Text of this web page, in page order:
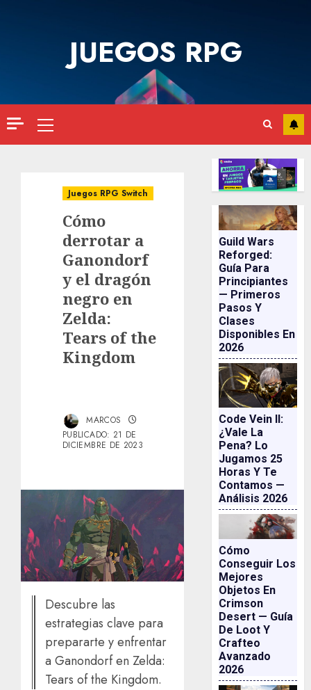
JUEGOS RPG
Menú
principal
Juegos RPG Switch
Cómo
derrotar a
Ganondorf
y el dragón
negro en
Zelda:
Tears of the
Kingdom
MARCOS
PUBLICADO: 21 DE
DICIEMBRE DE 2023
Descubre las
estrategias clave para
prepararte y enfrentar
a Ganondorf en Zelda:
Tears of the Kingdom.
Guild Wars
Reforged:
Guía Para
Principiantes
— Primeros
Pasos Y
Clases
Disponibles En
2026
Code Vein II:
¿vale La
Pena? Lo
Jugamos 25
Horas Y Te
Contamos —
Análisis 2026
Cómo
Conseguir Los
Mejores
Objetos En
Crimson
Desert — Guía
De Loot Y
Crafteo
Avanzado
2026